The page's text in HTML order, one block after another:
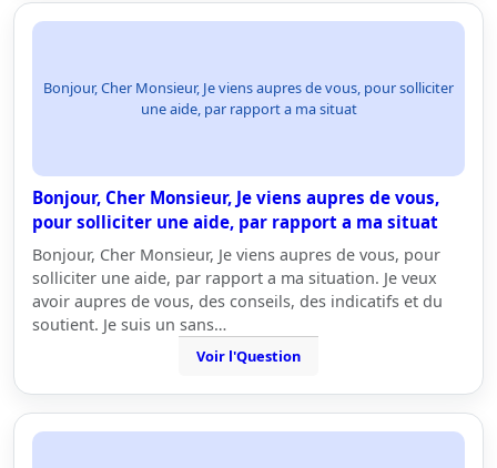
Bonjour, Cher Monsieur, Je viens aupres de vous, pour solliciter
une aide, par rapport a ma situat
Bonjour, Cher Monsieur, Je viens aupres de vous,
pour solliciter une aide, par rapport a ma situat
Bonjour, Cher Monsieur, Je viens aupres de vous, pour
solliciter une aide, par rapport a ma situation. Je veux
avoir aupres de vous, des conseils, des indicatifs et du
soutient. Je suis un sans…
Voir l'Question